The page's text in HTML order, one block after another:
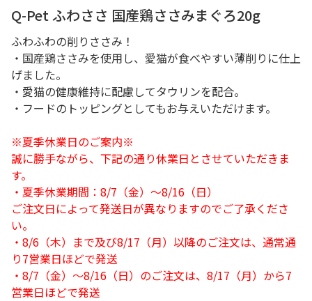
Q-Pet ふわささ 国産鶏ささみまぐろ20g
ふわふわの削りささみ！
・国産鶏ささみを使用し、愛猫が食べやすい薄削りに仕上
げました。
・愛猫の健康維持に配慮してタウリンを配合。
・フードのトッピングとしてもお与えいただけます。
※夏季休業日のご案内※
誠に勝手ながら、下記の通り休業日とさせていただきま
す。
・夏季休業期間：8/7（金）～8/16（日）
ご注文日によって発送日が異なりますのでご了承くださ
い。
・8/6（木）まで及び8/17（月）以降のご注文は、通常通
り7営業日ほどで発送
・8/7（金）～8/16（日）のご注文は、8/17（月）から7
営業日ほどで発送